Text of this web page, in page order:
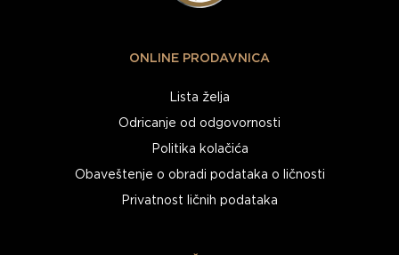
ONLINE PRODAVNICA
Lista želja
Odricanje od odgovornosti
Politika kolačića
Obaveštenje o obradi podataka o ličnosti
Privatnost ličnih podataka